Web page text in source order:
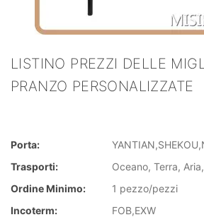
LISTINO PREZZI DELLE
PRANZO PERSONALIZZATE
Porta:
Trasporti:
Oceano, Terra,
Ordine Minimo:
1 pezzo/pezzi
Incoterm:
FOB,EXW